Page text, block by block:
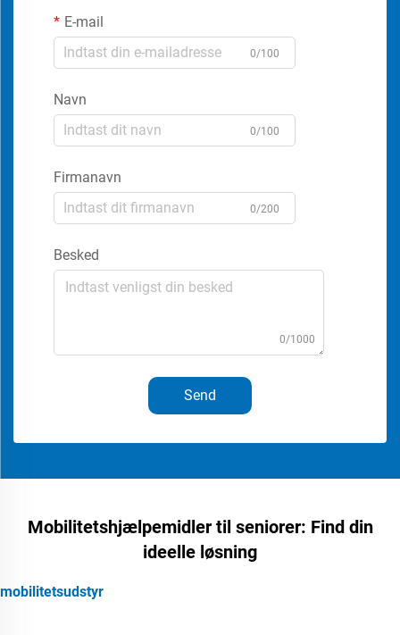
E-mail
0/100
Navn
0/100
Firmanavn
0/200
Besked
0/1000
Send
Mobilitetshjælpemidler til seniorer: Find din
ideelle løsning
mobilitetsudstyr